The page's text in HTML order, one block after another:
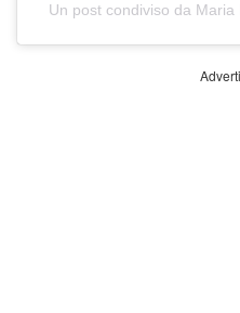
Un post condiviso da